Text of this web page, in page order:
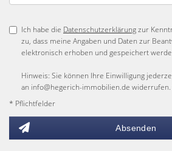
Ich habe die Datenschutzerklärungzur
zu, dass meine Angaben und Daten zur
elektronisch erhoben und gespeichert
Hinweis: Sie können Ihre Einwilligung
an info@hegerich-immobilien.de
* Pflichtfelder
Absenden